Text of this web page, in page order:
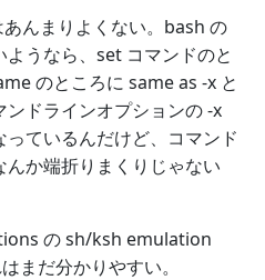
んまりよくない。bash の
うなら、set コマンドのと
のところに same as -x と
ドラインオプションの -x
ているんだけど、コマンド
か端折りまくりじゃない
の sh/ksh emulation
まだ分かりやすい。